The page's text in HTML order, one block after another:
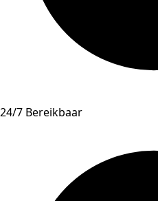
24/7 Bereikbaar